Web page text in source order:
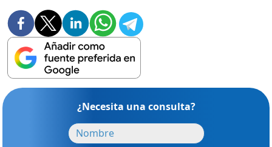
¿Necesita una consulta?